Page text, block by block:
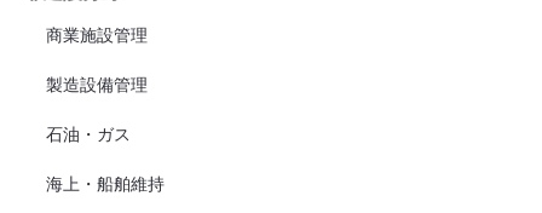
商業施設管理
製造設備管理
石油・ガス
海上・船舶維持